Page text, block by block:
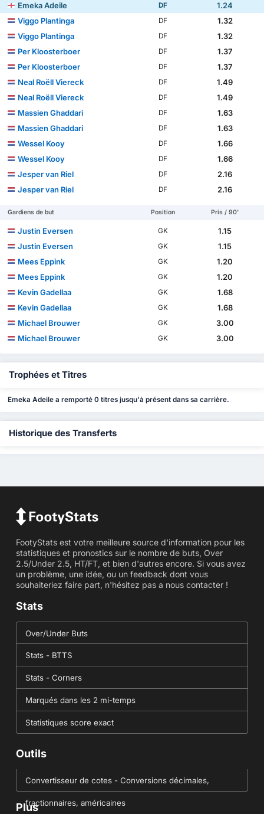
Emeka Adeile
DF
1.24
Viggo Plantinga
DF
1.32
Viggo Plantinga
DF
1.32
Per Kloosterboer
DF
1.37
Per Kloosterboer
DF
1.37
Neal Roëll Viereck
DF
1.49
Neal Roëll Viereck
DF
1.49
Massien Ghaddari
DF
1.63
Massien Ghaddari
DF
1.63
Wessel Kooy
DF
1.66
Wessel Kooy
DF
1.66
Jesper van Riel
DF
2.16
Jesper van Riel
DF 2.16
Gardiens de but Position Pris / 90'
Justin Eversen GK
1.15
Justin Eversen
GK
1.15
Mees Eppink
GK
1.20
Mees Eppink
GK
1.20
Kevin Gadellaa
GK
1.68
Kevin Gadellaa
GK
1.68
Michael Brouwer
GK
3.00
Michael Brouwer
GK 3.00
Trophées et Titres
Emeka Adeile a remporté 0 titres jusqu'à présent dans sa carrière.
Historique des Transferts
FootyStats est votre meilleure source d'information pour les
statistiques et pronostics sur le nombre de buts, Over
2.5/Under 2.5, HT/FT, et bien d'autres encore. Si vous avez
un problème, une idée, ou un feedback dont vous
souhaiteriez faire part, n'hésitez pas a nous contacter !
Stats
Over/Under Buts
Stats - BTTS
Stats - Corners
Marqués dans les 2 mi-temps
Statistiques score exact
Outils
Convertisseur de cotes - Conversions décimales,
fractionnaires, américaines
Plus